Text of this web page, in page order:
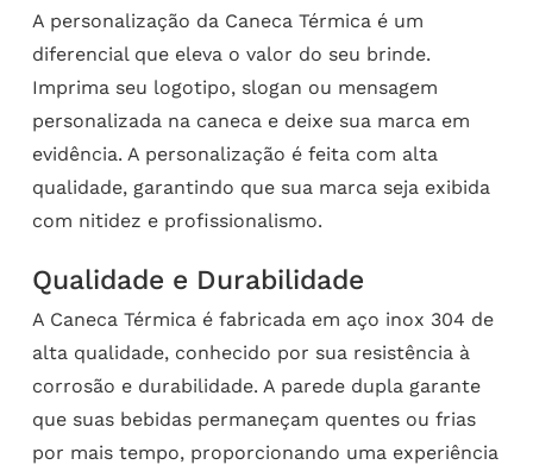
A personalização da Caneca Térmica é um
diferencial que eleva o valor do seu brinde.
Imprima seu logotipo, slogan ou mensagem
personalizada na caneca e deixe sua marca em
evidência. A personalização é feita com alta
qualidade, garantindo que sua marca seja exibida
com nitidez e profissionalismo.
Qualidade e Durabilidade
A Caneca Térmica é fabricada em aço inox 304 de
alta qualidade, conhecido por sua resistência à
corrosão e durabilidade. A parede dupla garante
que suas bebidas permaneçam quentes ou frias
por mais tempo, proporcionando uma experiência